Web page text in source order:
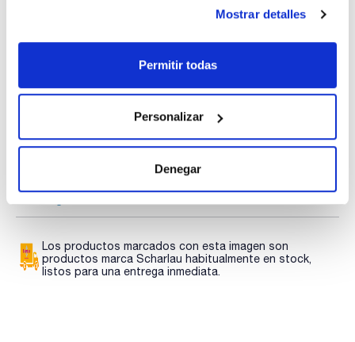
Mostrar detalles
Permitir todas
Personalizar
Denegar
Papeles de filtro para análisis de rutina. Celulosa de alta
Regístrate para
descargas
Regístrate para
descargas
Los productos marcados con esta imagen son
productos marca Scharlau habitualmente en stock,
listos para una entrega inmediata.